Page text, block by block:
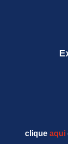
clique aqui